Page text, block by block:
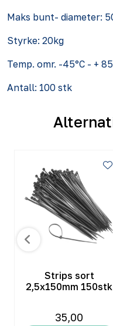
Maks bunt- diameter:
Styrke: 20kg
Temp. omr. -45°C - +
Antall: 100 stk
Strips sort
2,5x150mm 150stk
35,00